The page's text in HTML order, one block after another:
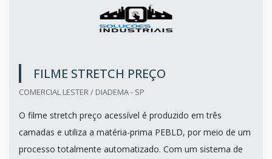
FILME STRETCH PREÇO
COMERCIAL LESTER / DIADEMA - SP
O filme stretch preço acessível é produzido em três
camadas e utiliza a matéria-prima PEBLD, por meio de um
processo totalmente automatizado. Com um sistema de